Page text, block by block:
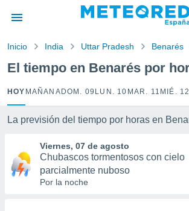
por
para
que se
calidad.
a este
y
forma
Inicio India Uttar Pradesh Benarés
El tiempo en Benarés por
HOY MAÑANA DOM. 09 LUN. 10 MAR. 11 MIÉ.
La previsión del tiempo por horas en
Viernes, 07 de agosto
Chubascos tormentosos con cielo
parcialmente nuboso
Por la noche